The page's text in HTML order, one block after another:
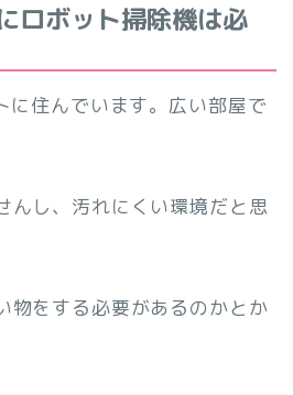
ロボット掃除機は必
に住んでいます。広い部屋で
んし、汚れにくい環境だと思
物をする必要があるのかとか